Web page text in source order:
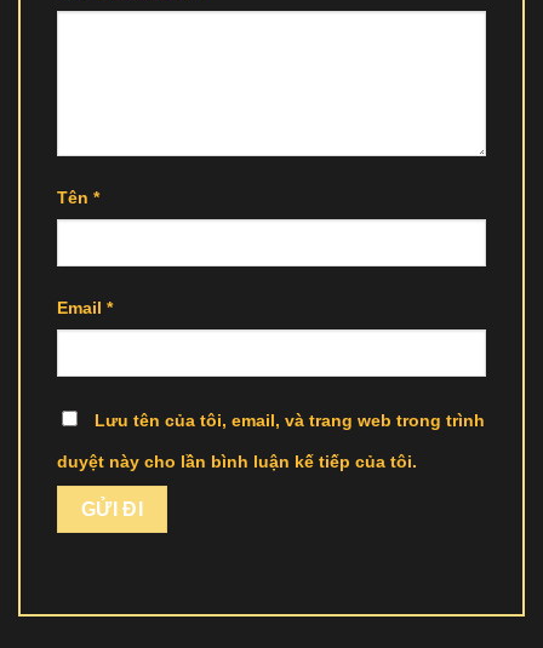
Tên *
Email *
Lưu tên của tôi, email, và trang web trong trình
duyệt này cho lần bình luận kế tiếp của tôi.